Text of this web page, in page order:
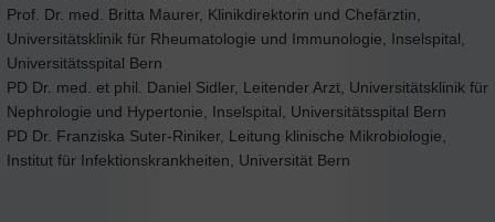
Prof. Dr. med. Britta Maurer, Klinikdirektorin und Chefärztin,
Universitätsklinik für Rheumatologie und Immunologie, Inselspital,
Universitätsspital Bern
PD Dr. med. et phil. Daniel Sidler, Leitender Arzt, Universitätsklinik für
Nephrologie und Hypertonie, Inselspital, Universitätsspital Bern
PD Dr. Franziska Suter-Riniker, Leitung klinische Mikrobiologie,
Institut für Infektionskrankheiten, Universität Bern